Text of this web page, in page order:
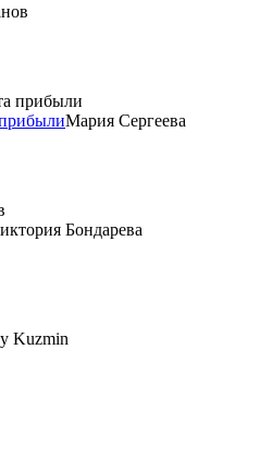
прибылиМария Сергеева
Бондарева
Kuzmin